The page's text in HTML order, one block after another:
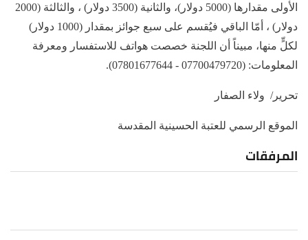
الأولى مقدارها (5000 دولار)، والثانية (3500 دولار) ، والثالثة (2000
دولار) ، أمّا الباقي فيُقسم على سبع جوائز بمقدار (1000 دولار)
لكلٍّ منها، مبيناً أن اللجنة خصصت هواتف للاستفسار ومعرفة
المعلومات: (07700479720 - 07801677644).
تحرير/ ولاء الصفار
الموقع الرسمي للعتبة الحسينية المقدسة
المرفقات